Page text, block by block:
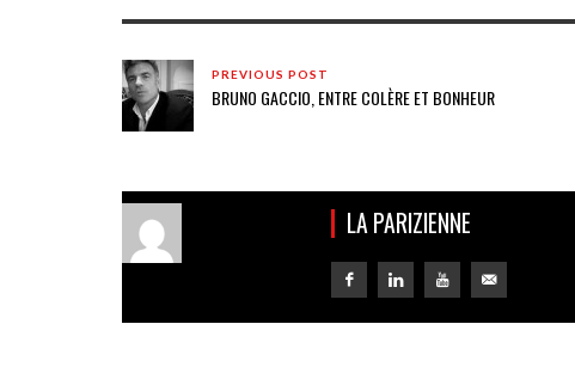
PREVIOUS POST
BRUNO GACCIO, ENTRE COLÈRE ET BONHEUR
LA PARIZIENNE